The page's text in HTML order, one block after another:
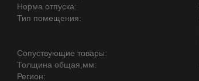
Норма отпуска:
Тип помещения:
Сопуствующие товары:
Толщина общая,мм:
Регион: